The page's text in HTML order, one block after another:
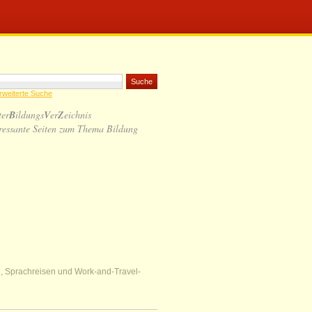
Suche
BildungsVerZeichnis
Seiten zum Thema Bildung
Sprachreisen und Work-and-Travel-